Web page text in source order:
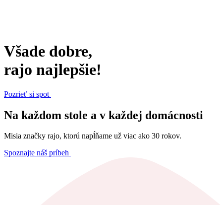
Všade dobre,
rajo najlepšie!
Pozrieť si spot
Na každom stole a v každej domácnosti
Misia značky rajo, ktorú napĺňame už viac ako 30 rokov.
Spoznajte náš príbeh